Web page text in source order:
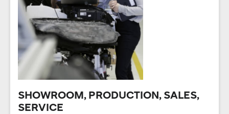
SHOWROOM, PRODUCTION, SALES,
SERVICE